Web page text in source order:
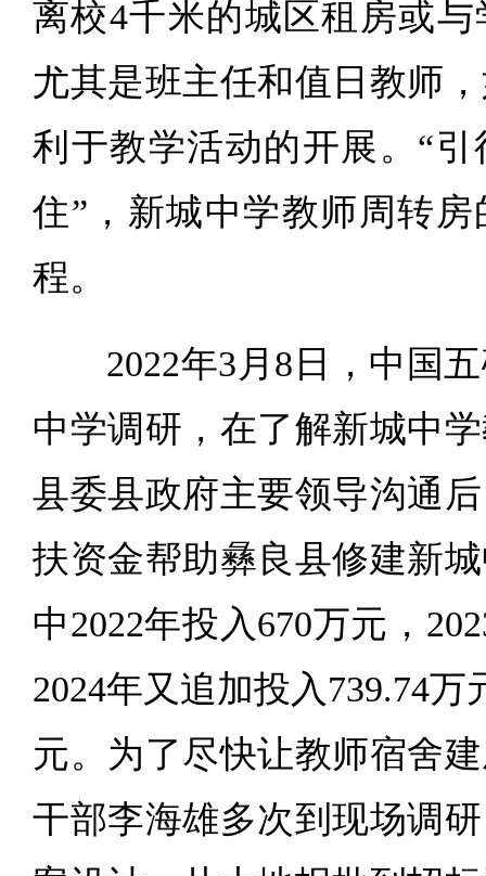
离校4千米的城区租房或
尤其是班主任和值日教师
利于教学活动的开展。“
住”，新城中学教师周转
程。
2022年3月8日，中国
中学调研，在了解新城中
县委县政府主要领导沟通
扶资金帮助彝良县修建新
中2022年投入670万元，
2024年又追加投入739.74万
元。为了尽快让教师宿舍
干部李海雄多次到现场调